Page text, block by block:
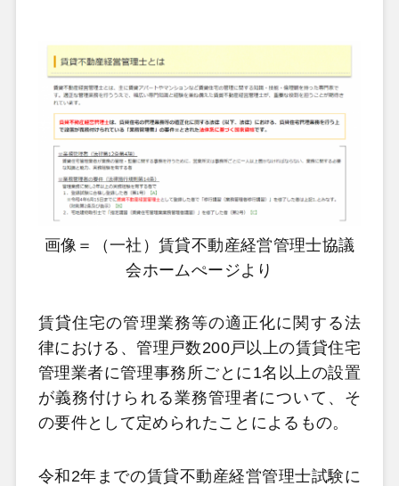
画像＝（一社）賃貸不動産経営管理士協議
会ホームぺージより
賃貸住宅の管理業務等の適正化に関する法
律における、管理戸数200戸以上の賃貸住宅
管理業者に管理事務所ごとに1名以上の設置
が義務付けられる業務管理者について、そ
の要件として定められたことによるもの。
令和2年までの賃貸不動産経営管理士試験に